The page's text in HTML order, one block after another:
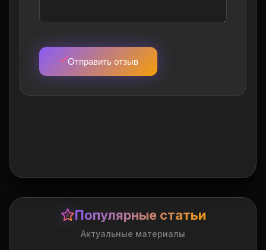
Отправить отзыв
Популярные статьи
Актуальные материалы